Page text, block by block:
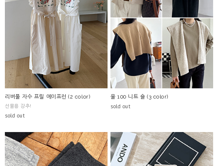
리버풀 자수 프릴 에이프런 (2 color)
선물용 강추!
sold out
울 100 니트 숄 (3 color)
sold out